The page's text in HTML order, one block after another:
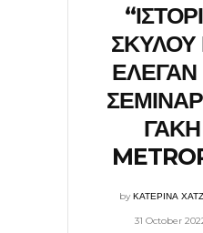
ΕΛΕΓΑΝ
byΚΑΤΕΡΙΝΑ
31 October